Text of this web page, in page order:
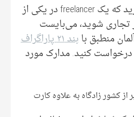
چنانچه تمایل دارید که یک freelancer در یکی‌ از
تجاری شوید، می‌بایست
منطبق با
بند ۲۱ پاراگراف
درخواست کنید. مدارک مورد
از کشور زادگاه به علاوه کارت